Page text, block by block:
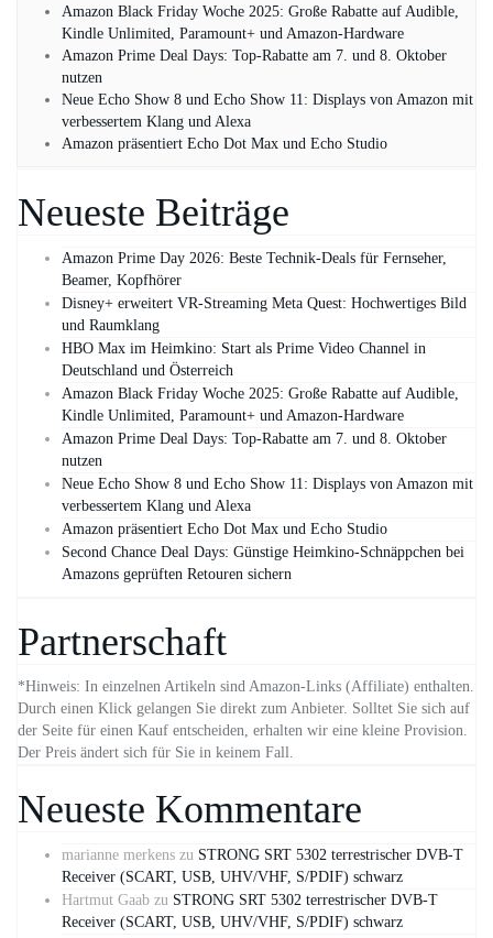
Amazon Black Friday Woche 2025: Große Rabatte auf Audible,
Kindle Unlimited, Paramount+ und Amazon‑Hardware
Amazon Prime Deal Days: Top-Rabatte am 7. und 8. Oktober
nutzen
Neue Echo Show 8 und Echo Show 11: Displays von Amazon mit
verbessertem Klang und Alexa
Amazon präsentiert Echo Dot Max und Echo Studio
Neueste Beiträge
Amazon Prime Day 2026: Beste Technik-Deals für Fernseher,
Beamer, Kopfhörer
Disney+ erweitert VR‑Streaming Meta Quest: Hochwertiges Bild
und Raumklang
HBO Max im Heimkino: Start als Prime Video Channel in
Deutschland und Österreich
Amazon Black Friday Woche 2025: Große Rabatte auf Audible,
Kindle Unlimited, Paramount+ und Amazon‑Hardware
Amazon Prime Deal Days: Top-Rabatte am 7. und 8. Oktober
nutzen
Neue Echo Show 8 und Echo Show 11: Displays von Amazon mit
verbessertem Klang und Alexa
Amazon präsentiert Echo Dot Max und Echo Studio
Second Chance Deal Days: Günstige Heimkino-Schnäppchen bei
Amazons geprüften Retouren sichern
Partnerschaft
*Hinweis: In einzelnen Artikeln sind Amazon-Links (Affiliate) enthalten.
Durch einen Klick gelangen Sie direkt zum Anbieter. Solltet Sie sich auf
der Seite für einen Kauf entscheiden, erhalten wir eine kleine Provision.
Der Preis ändert sich für Sie in keinem Fall.
Neueste Kommentare
marianne merkens zu STRONG SRT 5302 terrestrischer DVB-T
Receiver (SCART, USB, UHV/VHF, S/PDIF) schwarz
Hartmut Gaab zu STRONG SRT 5302 terrestrischer DVB-T
Receiver (SCART, USB, UHV/VHF, S/PDIF) schwarz